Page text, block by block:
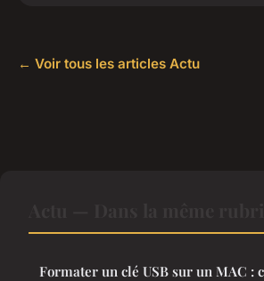
← Voir tous les articles Actu
Formater un clé USB sur un MAC :